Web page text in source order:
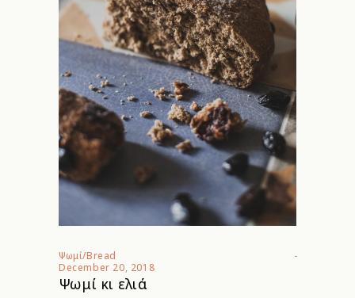
Ψωμί/Bread
December 20, 2018
Ψωμί κι ελιά